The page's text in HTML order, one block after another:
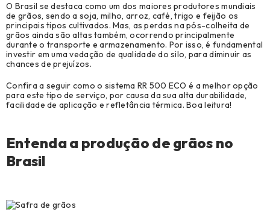
O Brasil se destaca como um dos maiores produtores mundiais
de grãos, sendo a soja, milho, arroz, café, trigo e feijão os
principais tipos cultivados. Mas, as perdas na pós-colheita de
grãos ainda são altas também, ocorrendo principalmente
durante o transporte e armazenamento. Por isso, é fundamental
investir em uma vedação de qualidade do silo, para diminuir as
chances de prejuízos.
Confira a seguir como o sistema RR 500 ECO é a melhor opção
para este tipo de serviço, por causa da sua alta durabilidade,
facilidade de aplicação e refletância térmica. Boa leitura!
Entenda a produção de grãos no
Brasil
Agronegócio (7)
Biblioteca Técnica (69)
Cases de sucesso (32)
Construção Civil (98)
Construção Metálica e Pré-Moldado (97)
Modelação, Ferramentaria e Prototipagem (8)
Original Equipment Manufacturer (1)